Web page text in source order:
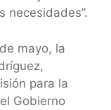
necesidades”.
mayo, la
para la
Gobierno